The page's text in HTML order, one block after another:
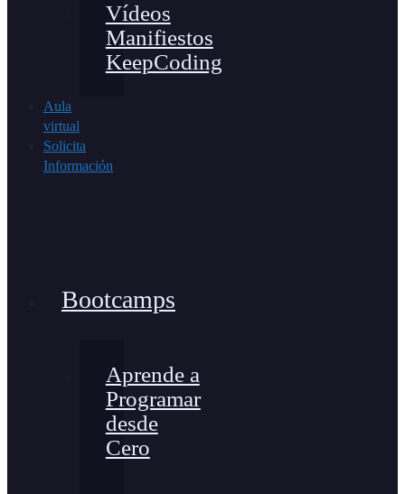
Vídeos
Manifiestos
KeepCoding
Aula
virtual
Solicita
Información
Bootcamps
Aprende a
Programar
desde
Cero